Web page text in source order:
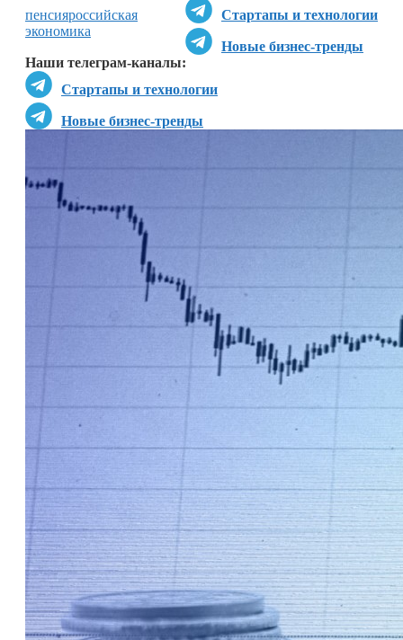
Стартапы и технологии
Новые бизнес-тренды
Наши телеграм-каналы:
Стартапы и технологии
Новые бизнес-тренды
пенсияроссийская
экономика